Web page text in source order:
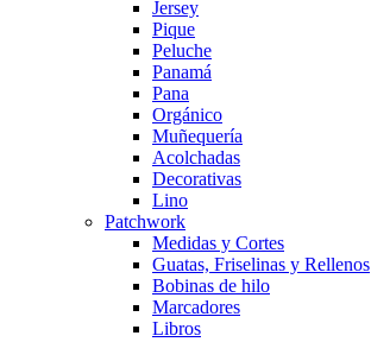
Jersey
Pique
Peluche
Panamá
Pana
Orgánico
Muñequería
Acolchadas
Decorativas
Lino
Patchwork
Medidas y Cortes
Guatas, Friselinas y Rellenos
Bobinas de hilo
Marcadores
Libros